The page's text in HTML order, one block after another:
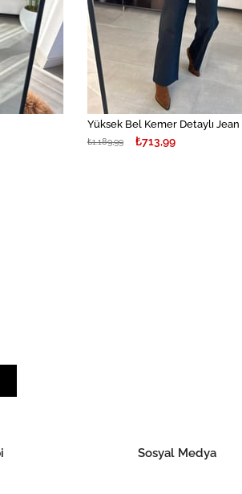
Yüksek Bel Kemer Detaylı Jean
₺713,99
₺1.189,99
Sosyal Medya